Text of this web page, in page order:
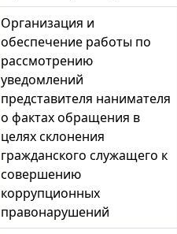
Организация и
обеспечение работы по
рассмотрению
уведомлений
представителя нанимателя
о фактах обращения в
целях склонения
гражданского служащего к
совершению
коррупционных
правонарушений